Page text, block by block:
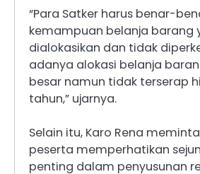
“Para Satker harus benar-
kemampuan belanja barang
dialokasikan dan tidak
adanya alokasi belanja
besar namun tidak terserap
tahun,” ujarnya.
Selain itu, Karo Rena
peserta memperhatikan
penting dalam penyusunan